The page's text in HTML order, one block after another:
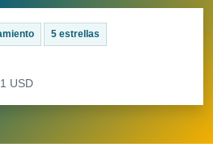
5 estrellas
USD